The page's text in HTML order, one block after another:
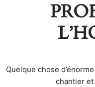
Quelque chose
chantier